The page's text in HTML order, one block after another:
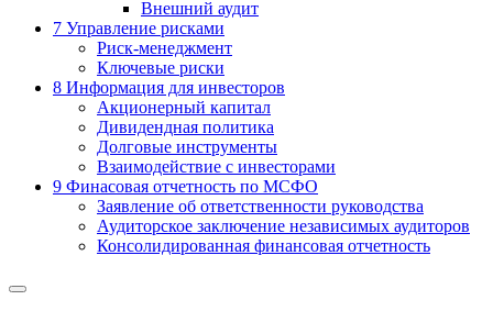
Внешний аудит
7 Управление рисками
Риск-менеджмент
Ключевые риски
8 Информация для инвесторов
Акционерный капитал
Дивидендная политика
Долговые инструменты
Взаимодействие с инвеcторами
9 Финасовая отчетность по МСФО
Заявление об ответственности руководства
Аудиторское заключение независимых аудиторов
Консолидированная финансовая отчетность